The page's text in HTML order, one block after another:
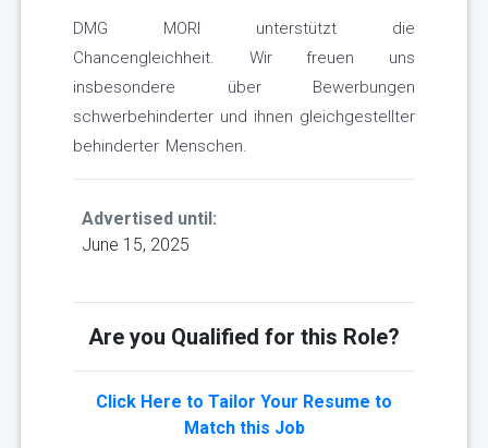
DMG MORI unterstützt die
Chancengleichheit. Wir freuen uns
insbesondere über Bewerbungen
schwerbehinderter und ihnen gleichgestellter
behinderter Menschen.
Advertised until:
June 15, 2025
Are you Qualified for this Role?
Click Here to Tailor Your Resume to
Match this Job